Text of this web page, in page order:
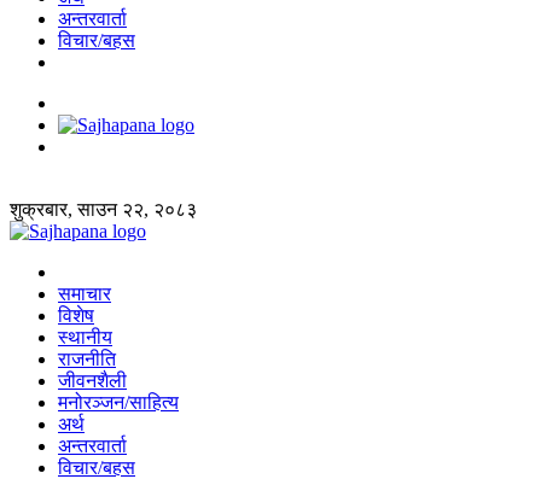
अन्तरवार्ता
विचार/बहस
शुक्रबार, साउन २२, २०८३
समाचार
विशेष
स्थानीय
राजनीति
जीवनशैली
मनोरञ्जन/साहित्य
अर्थ
अन्तरवार्ता
विचार/बहस